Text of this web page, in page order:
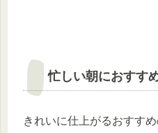
忙しい朝におすす
きれいに仕上がるおすす